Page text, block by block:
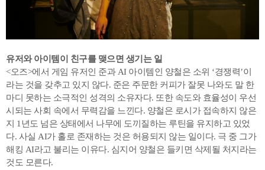
유저와 아이템이 친구를 맺으면 생기는 일
<오즈>에서 게임 유저인 준과 AI 아이템인 양철은 소위 ‘경쟁력’이
라는 것을 갖추고 있지 않다. 준은 주문한 커피가 잘못 나와도 말 한
마디 못하는 소극적인 성격의 소유자다. 또한 속도와 효율성이 우선
시되는 사회 속에서 무력감을 느낀다. 양철은 로시가 접속하지 않은
지 1년도 넘은 상태에서 나무에 도끼질하는 루틴을 유지하고 있었
다. 사실 AI가 홀로 존재하는 것은 허용되지 않는 일이다. 극 중 그가
해킹 AI라고 불리는 이유다. 심지어 양철은 들키면 삭제될 처지라는
것도 모른다.